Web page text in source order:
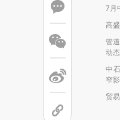
7月
高
管
动态
中
窄
贸